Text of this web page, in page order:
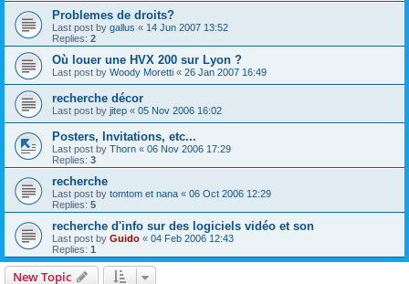
Problemes de droits?
Last post by gallus « 14 Jun 2007 13:52
Replies: 2
Où louer une HVX 200 sur Lyon ?
Last post by Woody Moretti « 26 Jan 2007 16:49
recherche décor
Last post by jitep « 05 Nov 2006 16:02
Posters, Invitations, etc...
Last post by Thorn « 06 Nov 2006 17:29
Replies: 3
recherche
Last post by tomtom et nana « 06 Oct 2006 12:29
Replies: 5
recherche d'info sur des logiciels vidéo et son
Last post by Guido « 04 Feb 2006 12:43
Replies: 1
New Topic